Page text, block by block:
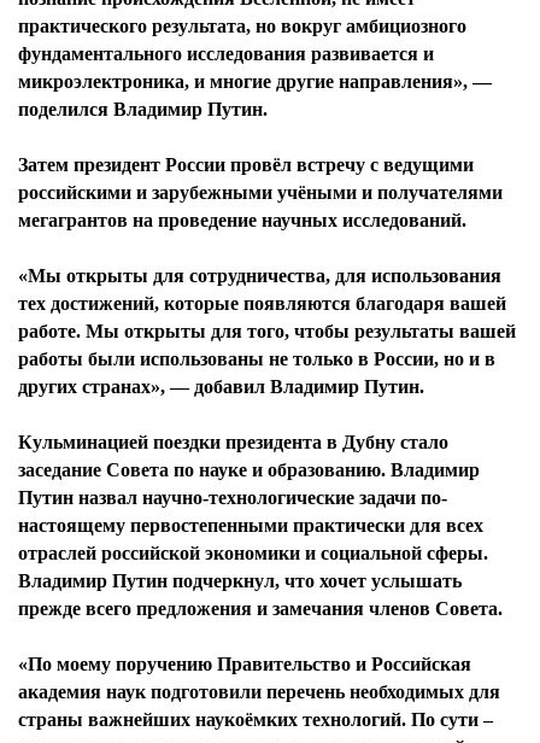
практического результата, но вокруг амбициозного
фундаментального исследования развивается и
микроэлектроника, и многие другие направления», —
поделился Владимир Путин.
Затем президент России провёл встречу с ведущими
российскими и зарубежными учёными и получателями
мегагрантов на проведение научных исследований.
«Мы открыты для сотрудничества, для использования
тех достижений, которые появляются благодаря вашей
работе. Мы открыты для того, чтобы результаты вашей
работы были использованы не только в России, но и в
других странах», — добавил Владимир Путин.
Кульминацией поездки президента в Дубну стало
заседание Совета по науке и образованию. Владимир
Путин назвал научно-технологические задачи по-
настоящему первостепенными практически для всех
отраслей российской экономики и социальной сферы.
Владимир Путин подчеркнул, что хочет услышать
прежде всего предложения и замечания членов Совета.
«По моему поручению Правительство и Российская
академия наук подготовили перечень необходимых для
страны важнейших наукоёмких технологий. По сути –